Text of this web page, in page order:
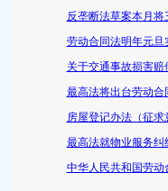
反垄断法草案本月
劳动合同法明年元旦
关于交通事故损害
最高法将出台劳动合
房屋登记办法（征求
最高法就物业服务纠
中华人民共和国劳动